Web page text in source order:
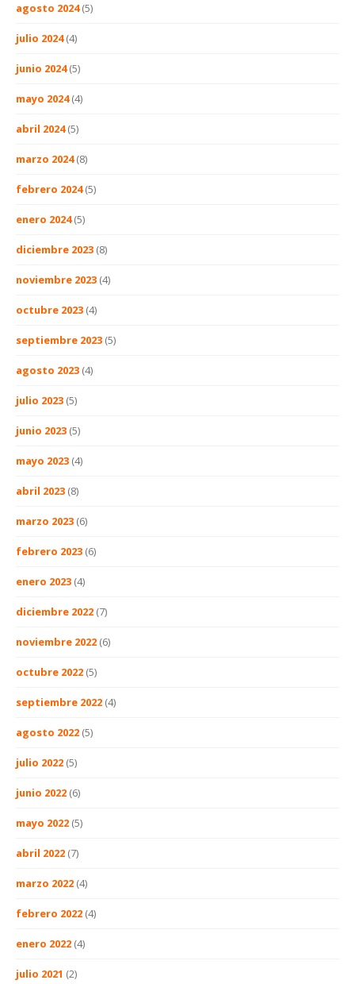
agosto 2024(5)
julio 2024(4)
junio 2024(5)
mayo 2024(4)
abril 2024(5)
marzo 2024(8)
febrero 2024(5)
enero 2024(5)
diciembre 2023 (8)
noviembre 2023 (4)
octubre 2023 (4)
septiembre 2023 (5)
agosto 2023 (4)
julio 2023 (5)
junio 2023 (5)
mayo 2023 (4)
abril 2023 (8)
marzo 2023 (6)
febrero 2023 (6)
enero 2023 (4)
diciembre 2022 (7)
noviembre 2022 (6)
octubre 2022 (5)
septiembre 2022 (4)
agosto 2022 (5)
julio 2022 (5)
junio 2022 (6)
mayo 2022 (5)
abril 2022 (7)
marzo 2022 (4)
febrero 2022 (4)
enero 2022 (4)
julio 2021 (2)